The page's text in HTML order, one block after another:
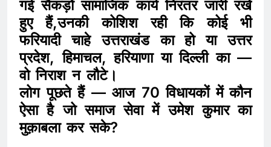
गई सैकड़ों सामाजिक कार्य निरंतर जारी रखे
हुए हैं,उनकी कोशिश रही कि कोई भी
फरियादी चाहे उत्तराखंड का हो या उत्तर
प्रदेश, हिमाचल, हरियाणा या दिल्ली का —
वो निराश न लौटे।
लोग पूछते हैं — आज 70 विधायकों में कौन
ऐसा है जो समाज सेवा में उमेश कुमार का
मुक़ाबला कर सके?